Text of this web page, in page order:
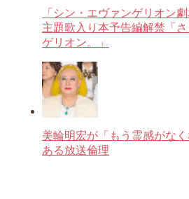
「シン・エヴァンゲリオン
主題歌入り本予告編解禁「
ゲリオン。」
美輪明宏が「もう霊感がな
ある放送倫理